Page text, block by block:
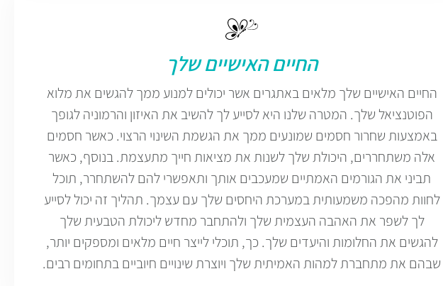
החיים האישיים שלך
החיים האישיים שלך מלאים באתגרים אשר יכולים למנוע ממך להגשים את מלוא
הפוטנציאל שלך. המטרה שלנו היא לסייע לך להשיב את האיזון והרמוניה לגופך
באמצעות שחרור חסמים שמונעים ממך את הגשמת השינוי הרצוי. כאשר חסמים
אלה משתחררים, היכולת שלך לשנות את מציאות חייך מתעצמת. בנוסף, כאשר
תביני את הגורמים האמתיים שמעכבים אותך ותאפשרי להם להשתחרר, תוכל
לחוות מהפכה משמעותית במערכת היחסים שלך עם עצמך. תהליך זה יכול לסייע
לך לשפר את האהבה העצמית שלך ולהתחבר מחדש ליכולת הטבעית שלך
להגשים את החלומות והיעדים שלך. כך, תוכלי לייצר חיים מלאים ומספקים יותר,
שבהם את מתחברת למהות האמיתית שלך ויוצרת שינויים חיוביים בתחומים רבים.